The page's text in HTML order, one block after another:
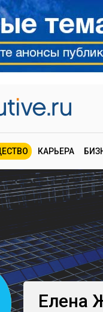
КАРЬЕРА
Елена